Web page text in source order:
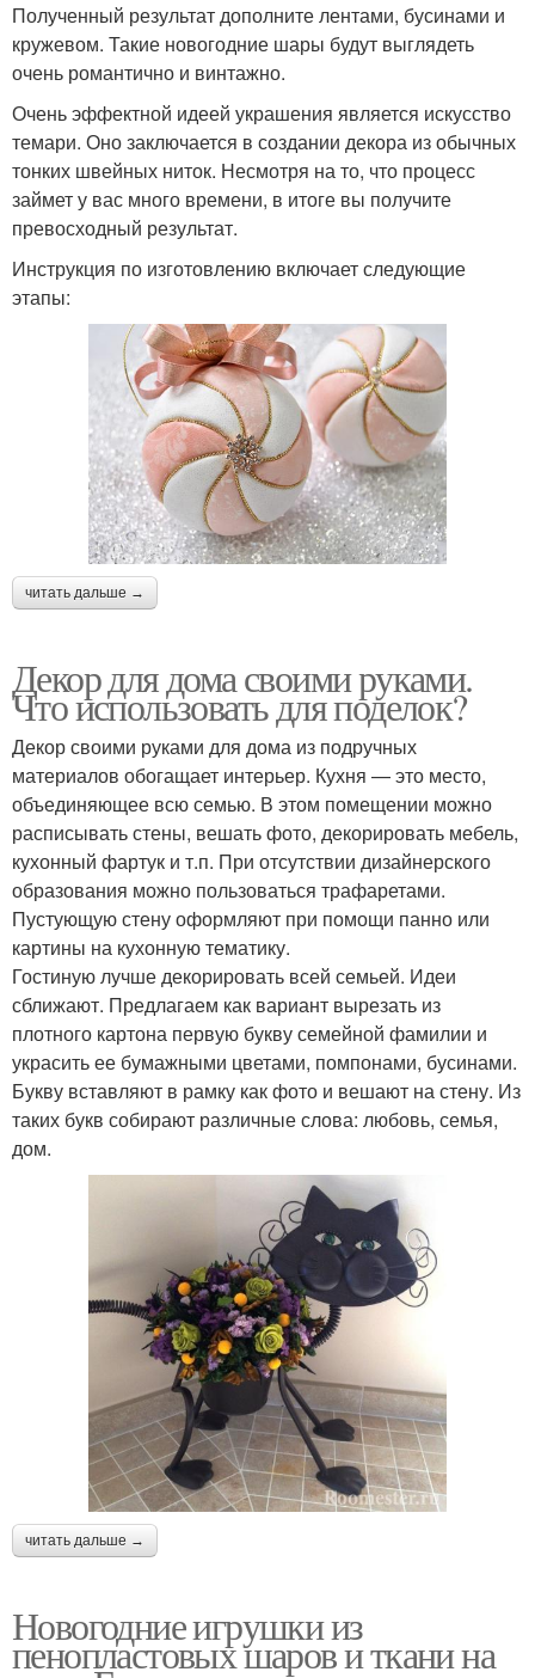
Полученный результат дополните лентами, бусинами и
кружевом. Такие новогодние шары будут выглядеть
очень романтично и винтажно.
Очень эффектной идеей украшения является искусство
темари. Оно заключается в создании декора из обычных
тонких швейных ниток. Несмотря на то, что процесс
займет у вас много времени, в итоге вы получите
превосходный результат.
Инструкция по изготовлению включает следующие
этапы:
читать дальше →
Декор для дома своими руками.
Что использовать для поделок?
Декор своими руками для дома из подручных
материалов обогащает интерьер. Кухня — это место,
объединяющее всю семью. В этом помещении можно
расписывать стены, вешать фото, декорировать мебель,
кухонный фартук и т.п. При отсутствии дизайнерского
образования можно пользоваться трафаретами.
Пустующую стену оформляют при помощи панно или
картины на кухонную тематику.
Гостиную лучше декорировать всей семьей. Идеи
сближают. Предлагаем как вариант вырезать из
плотного картона первую букву семейной фамилии и
украсить ее бумажными цветами, помпонами, бусинами.
Букву вставляют в рамку как фото и вешают на стену. Из
таких букв собирают различные слова: любовь, семья,
дом.
читать дальше →
Новогодние игрушки из
пенопластовых шаров и ткани на